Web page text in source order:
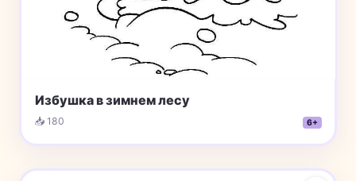
Избушка в зимнем лесу
📥 180 6+